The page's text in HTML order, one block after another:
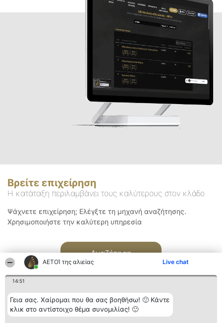
ΑΕΤΟΊ της αλιείας Live chat
14:51
Γεια σας. Χαίρομαι που θα σας βοηθήσω! 🙂 Κάντε
κλικ στο αντίστοιχο θέμα συνομιλίας! 🙂
Βρείτε επιχείρηση
Η κατάταξη περιλαμβάνει τους καλύτερους στον κλάδο
Ψάχνετε επιχείρηση; Ελέγξτε τη μηχανή αναζήτησης.
Χρησιμοποιήστε την καλύτερη υπηρεσία
Αναζήτηση